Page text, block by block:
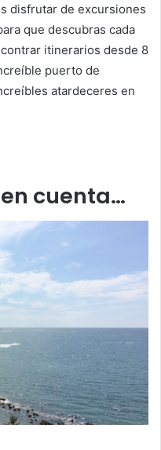
disfrutar de excursiones
que descubras cada
itinerarios desde 8
puerto de
atardeceres en
cuenta…